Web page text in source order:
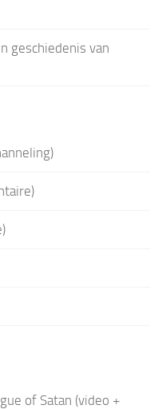
geschiedenis van
of Satan (video +